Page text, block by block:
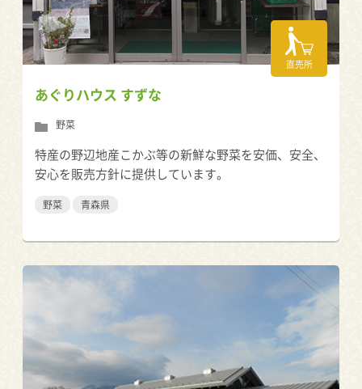
直売所
あぐりハウス すずな
野菜
特産の野辺地産こかぶ等の新鮮な野菜を安価、安全、
安心を販売方針に提供しています。
野菜 青森県